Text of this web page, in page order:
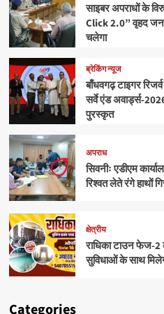
साइबर अपराधों के
Click 2.0” वृहद
चलेगा
ब्रेकिंग न्यूज
बाँधवगढ़ टाइगर
सर्वे एंड अवार्ड्स-
पुरस्कृत
अपराध
सिवनीः एडीएम
रिश्वत लेते रंगे हाथों
क्षेत्रीय
राधिका टाउन फेज-
सुविधाओं के साथ